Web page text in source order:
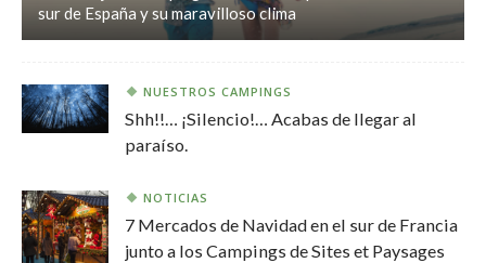
sur de España y su maravilloso clima
NUESTROS CAMPINGS
Shh!!… ¡Silencio!… Acabas de llegar al
paraíso.
NOTICIAS
7 Mercados de Navidad en el sur de Francia
junto a los Campings de Sites et Paysages